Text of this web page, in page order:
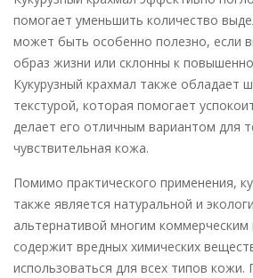
помогает уменьшить количество
может быть особенно полезно, если
образ жизни или склонны к
Кукурузный крахмал также обладает
текстурой, которая помогает
делает его отличным вариантом для
чувствительная кожа.
Помимо практического применения,
также является натуральной и
альтернативой многим коммерческим
содержит вредных химических
использоваться для всех типов